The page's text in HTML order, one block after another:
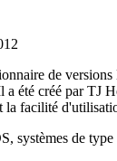
de
a été créé par TJ
la facilité
systèmes de